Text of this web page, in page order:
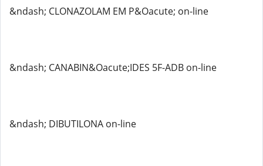
&ndash; CLONAZOLAM EM P&Oacute; on-line
&ndash; CANABIN&Oacute;IDES 5F-ADB on-line
&ndash; DIBUTILONA on-line